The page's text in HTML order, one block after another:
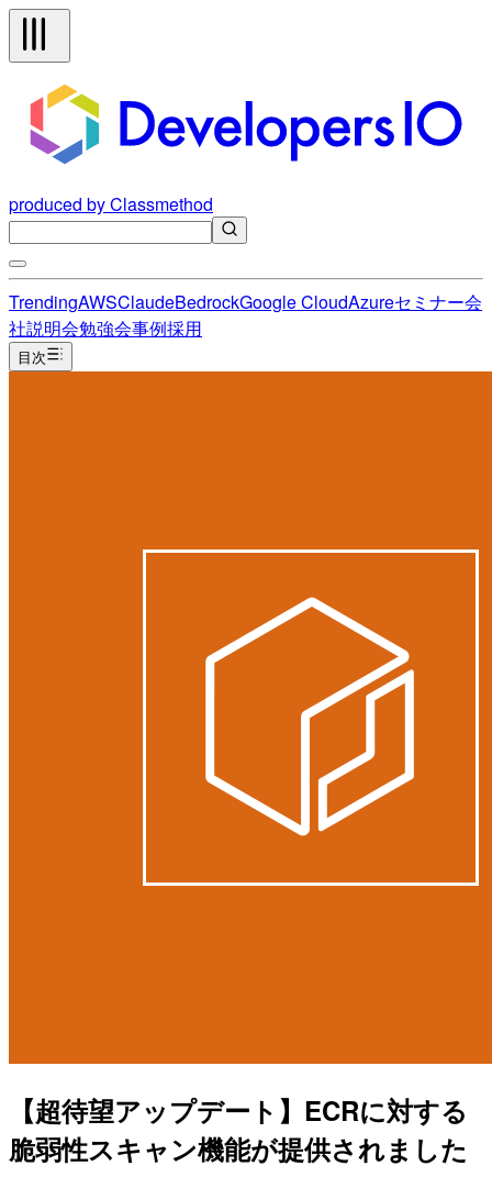
produced by Classmethod
TrendingAWSClaudeBedrockGoogle CloudAzureセミナー会
社説明会勉強会事例採用
目次
【超待望アップデート】ECRに対する
脆弱性スキャン機能が提供されました